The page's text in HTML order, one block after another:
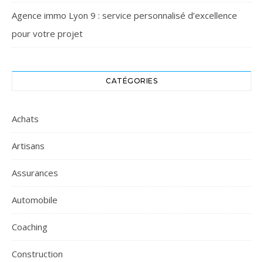
Agence immo Lyon 9 : service personnalisé d’excellence
pour votre projet
CATÉGORIES
Achats
Artisans
Assurances
Automobile
Coaching
Construction